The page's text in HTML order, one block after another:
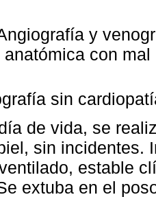
y
anatómica con
sin
de vida, se
sin incidentes.
estable
extuba en el